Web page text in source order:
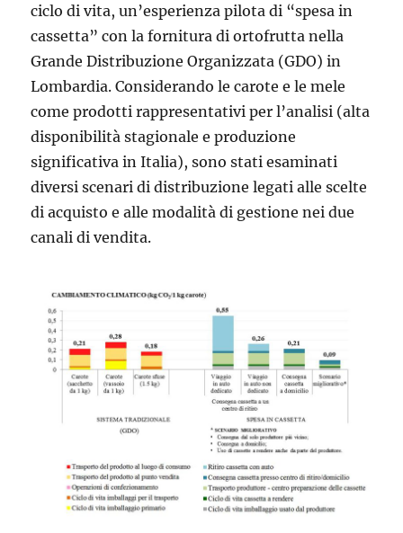
ciclo di vita, un’esperienza pilota di “spesa in
cassetta” con la fornitura di ortofrutta nella
Grande Distribuzione Organizzata (GDO) in
Lombardia. Considerando le carote e le mele
come prodotti rappresentativi per l’analisi (alta
disponibilità stagionale e produzione
significativa in Italia), sono stati esaminati
diversi scenari di distribuzione legati alle scelte
di acquisto e alle modalità di gestione nei due
canali di vendita.